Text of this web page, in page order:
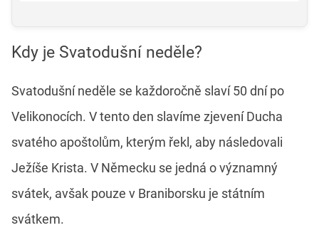
Kdy je Svatodušní neděle?
Svatodušní neděle se každoročně slaví 50 dní po
Velikonocích. V tento den slavíme zjevení Ducha
svatého apoštolům, kterým řekl, aby následovali
Ježíše Krista. V Německu se jedná o významný
svátek, avšak pouze v Braniborsku je státním
svátkem.